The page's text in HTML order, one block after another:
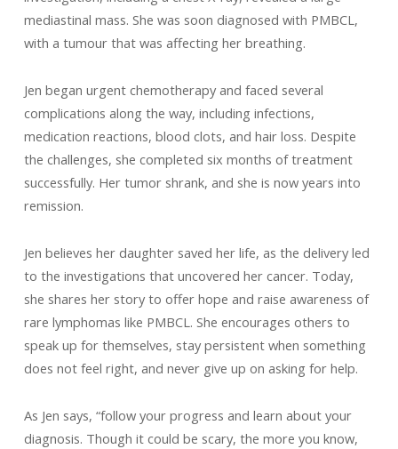
mediastinal mass. She was soon diagnosed with PMBCL,
with a tumour that was affecting her breathing.
Jen began urgent chemotherapy and faced several
complications along the way, including infections,
medication reactions, blood clots, and hair loss. Despite
the challenges, she completed six months of treatment
successfully. Her tumor shrank, and she is now years into
remission.
Jen believes her daughter saved her life, as the delivery led
to the investigations that uncovered her cancer. Today,
she shares her story to offer hope and raise awareness of
rare lymphomas like PMBCL. She encourages others to
speak up for themselves, stay persistent when something
does not feel right, and never give up on asking for help.
As Jen says, “follow your progress and learn about your
diagnosis. Though it could be scary, the more you know,